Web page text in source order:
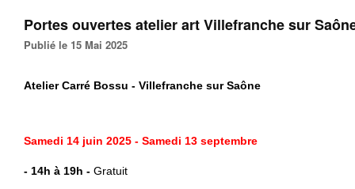
Portes ouvertes atelier art Villefranche sur
Publié le 15 Mai 2025
Atelier Carré Bossu - Villefranche sur Saône
Samedi 14 juin 2025 - Samedi 13 septembre
- 14h à 19h - Gratuit